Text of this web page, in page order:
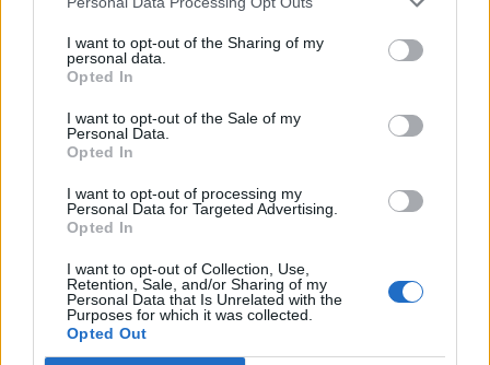
I want to opt-out of the Sharing of my
personal data.
Opted In
I want to opt-out of the Sale of my
Personal Data.
Opted In
I want to opt-out of processing my
Personal Data for Targeted Advertising.
Opted In
I want to opt-out of Collection, Use,
Retention, Sale, and/or Sharing of my
Personal Data that Is Unrelated with the
Purposes for which it was collected.
Opted Out
Πάνω από 60 σημεία με καθαρό πόσιμο νερό σε
όλο τον Δήμο Χανίων
06.08.2026 - 15.22